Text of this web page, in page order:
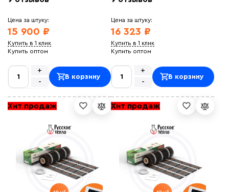
Цена за штуку:
15 900 ₽
Купить в 1 клик
Купить оптом
-
+
В корзину
Цена за штуку:
16 323 ₽
Купить в 1 клик
Купить оптом
-
+
В корзину
Хит продаж Хит продаж